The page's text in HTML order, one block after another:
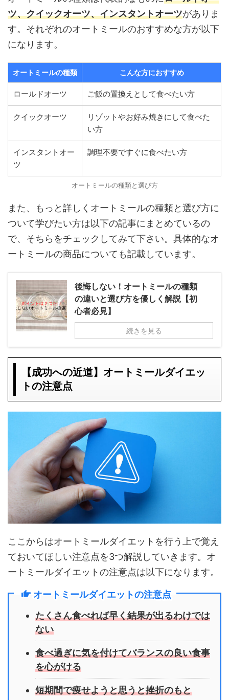
ツ、クイックオーツ、インスタントオーツがありま
す。それぞれのオートミールのおすすめな方が以下
になります。
オートミールの種類 こんな方におすすめ
ロールドオーツ ご飯の置換えとして食べたい方
クイックオーツ
リゾットやお好み焼きにして食べた
い方
インスタントオー
ツ
調理不要ですぐに食べたい方
オートミールの種類と選び方
また、もっと詳しくオートミールの種類と選び方に
ついて学びたい方は以下の記事にまとめているの
で、そちらをチェックしてみて下さい。具体的なオ
ートミールの商品についても記載しています。
後悔しない！オートミールの種類
の違いと選び方を優しく解説【初
心者必見】
続きを見る
【成功への近道】オートミールダイエッ
トの注意点
ここからはオートミールダイエットを行う上で覚え
ておいてほしい注意点を3つ解説していきます。オ
ートミールダイエットの注意点は以下になります。
オートミールダイエットの注意点
たくさん食べれば早く結果が出るわけでは
ない
食べ過ぎに気を付けてバランスの良い食事
を心がける
短期間で痩せようと思うと挫折のもと